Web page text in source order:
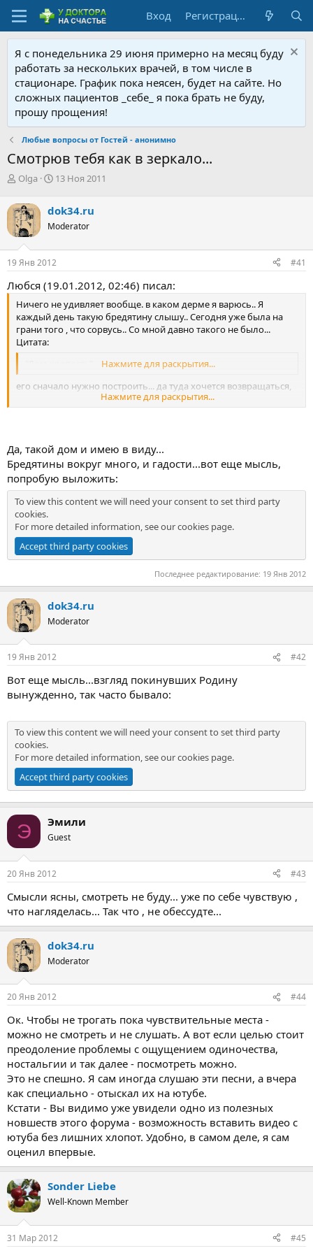
Вход Регистрация
Я с понедельника 29 июня примерно на месяц буду
работать за нескольких врачей, в том числе в
стационаре. График пока неясен, будет на сайте. Но
сложных пациентов _себе_ я пока брать не буду,
прошу прощения!
Любые вопросы от Гостей - анонимно
Смотрюв тебя как в зеркало...
А
т
о
р
т
е
м
Olga
Д
а
н
ч
а
а
13 Ноя 2011
dok34.ru
Moderator
19 Янв 2012 #41
Любся (19.01.2012, 02:46) писал:
Ничего не удивляет вообще. в каком дерме я варюсь.. Я
каждый день такую бредятину слышу.. Сегодня уже была на
грани того , что сорвусь.. Со мной давно такого не было...
Цитата:
Нажмите для раскрытия...
его сначало нужно построить... да туда хочется возвращаться,
представляете, я знаю как это...Нажмите для раскрытия...
Да, такой дом и имею в виду...
Бредятины вокруг много, и гадости...вот еще мысль,
попробую выложить:
To view this content we will need your consent to set third party
cookies.
For more detailed information, see ourcookies page.
Accept third party cookies
Последнее редактирование: 19 Янв 2012
dok34.ru
Moderator
19 Янв 2012 #42
Вот еще мысль...взгляд покинувших Родину
вынужденно, так часто бывало:
To view this content we will need your consent to set third party
cookies.
For more detailed information, see ourcookies page.
Accept third party cookies
Э Эмили
Guest
20 Янв 2012 #43
Смысли ясны, смотреть не буду... уже по себе чувствую ,
что нагляделась... Так что , не обессудте...
dok34.ru
Moderator
20 Янв 2012 #44
Ок. Чтобы не трогать пока чувствительные места -
можно не смотреть и не слушать. А вот если целью стоит
преодоление проблемы с ощущением одиночества,
ностальгии и так далее - посмотреть можно.
Это не спешно. Я сам иногда слушаю эти песни, а вчера
как специально - отыскал их на ютубе.
Кстати - Вы видимо уже увидели одно из полезных
новшеств этого форума - возможность вставить видео с
ютуба без лишних хлопот. Удобно, в самом деле, я сам
оценил впервые.
Sonder Liebe
Well-Known Member
31 Мар 2012 #45